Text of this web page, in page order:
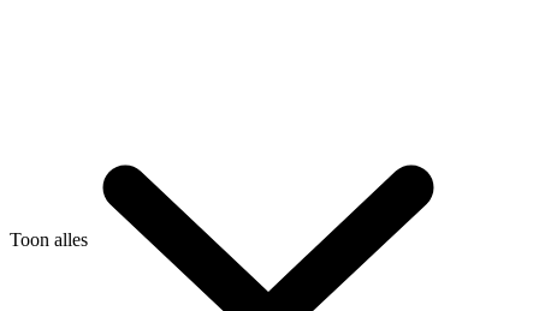
Toon alles